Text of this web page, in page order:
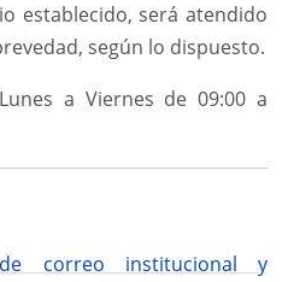
establecido, será atendido
según lo dispuesto.
a Viernes de 09:00 a
de correo institucional y